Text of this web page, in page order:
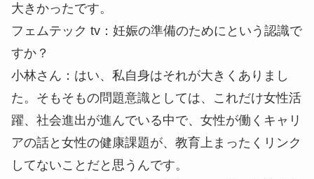
大きかったです。
フェムテック tv ：妊娠の準備のためにという認識で
すか？
小林さん ：はい、私自身はそれが大きくありまし
た。そもそもの問題意識としては、これだけ女性活
躍、社会進出が進んでいる中で、女性が働くキャリ
アの話と女性の健康課題が、教育上まったくリンク
してないことだと思うんです。